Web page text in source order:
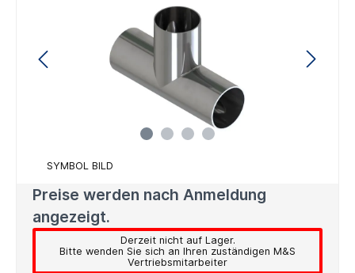
SYMBOL BILD
Preise werden nach Anmeldung
angezeigt.
Derzeit nicht auf Lager.
Bitte wenden Sie sich an Ihren zuständigen M&S
Vertriebsmitarbeiter